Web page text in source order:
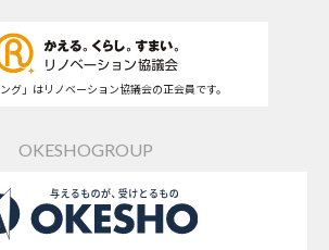
ング」はリノベーション協議会の正会員です。
OKESHOGROUP